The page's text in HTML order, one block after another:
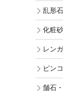
乱形石
化粧
レンガ
ピン
舗石